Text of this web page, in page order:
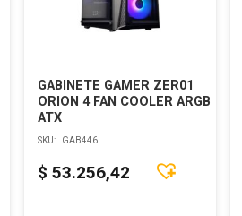
GABINETE GAMER ZER01
ORION 4 FAN COOLER ARGB
ATX
SKU: GAB446
$ 53.256,42